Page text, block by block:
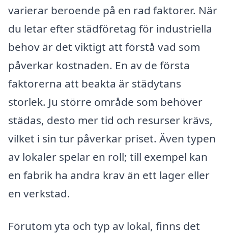
varierar beroende på en rad faktorer. När
du letar efter städföretag för industriella
behov är det viktigt att förstå vad som
påverkar kostnaden. En av de första
faktorerna att beakta är städytans
storlek. Ju större område som behöver
städas, desto mer tid och resurser krävs,
vilket i sin tur påverkar priset. Även typen
av lokaler spelar en roll; till exempel kan
en fabrik ha andra krav än ett lager eller
en verkstad.
Förutom yta och typ av lokal, finns det